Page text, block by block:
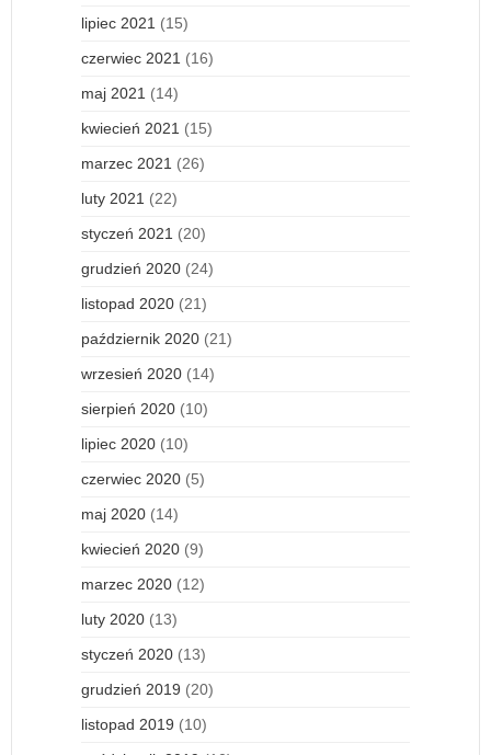
lipiec 2021 (15)
czerwiec 2021 (16)
maj 2021 (14)
kwiecień 2021 (15)
marzec 2021 (26)
luty 2021 (22)
styczeń 2021 (20)
grudzień 2020 (24)
listopad 2020 (21)
październik 2020 (21)
wrzesień 2020 (14)
sierpień 2020 (10)
lipiec 2020 (10)
czerwiec 2020 (5)
maj 2020 (14)
kwiecień 2020 (9)
marzec 2020 (12)
luty 2020 (13)
styczeń 2020 (13)
grudzień 2019 (20)
listopad 2019 (10)